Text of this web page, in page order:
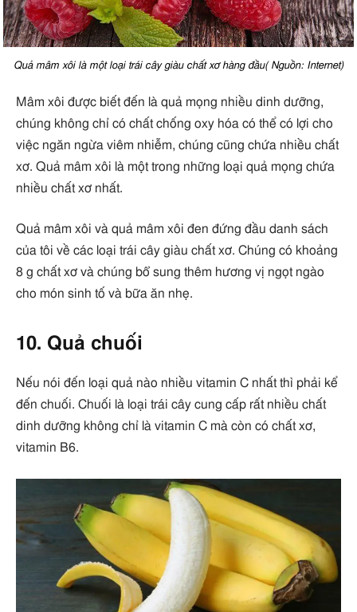
Quả mâm xôi là một loại trái cây giàu chất xơ hàng đầu( Nguồn: Internet)
Mâm xôi được biết đến là quả mọng nhiều dinh dưỡng,
chúng không chỉ có chất chống oxy hóa có thể có lợi cho
việc ngăn ngừa viêm nhiễm, chúng cũng chứa nhiều chất
xơ. Quả mâm xôi là một trong những loại quả mọng chứa
nhiều chất xơ nhất.
Quả mâm xôi và quả mâm xôi đen đứng đầu danh sách
của tôi về các loại trái cây giàu chất xơ. Chúng có khoảng
8 g chất xơ và chúng bổ sung thêm hương vị ngọt ngào
cho món sinh tố và bữa ăn nhẹ.
10. Quả chuối
Nếu nói đến loại quả nào nhiều vitamin C nhất thì phải kể
đến chuối. Chuối là loại trái cây cung cấp rất nhiều chất
dinh dưỡng không chỉ là vitamin C mà còn có chất xơ,
vitamin B6.